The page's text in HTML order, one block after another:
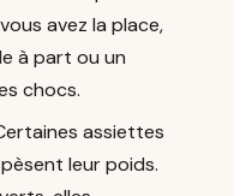
avez la place,
à part ou un
chocs.
assiettes
leur poids.